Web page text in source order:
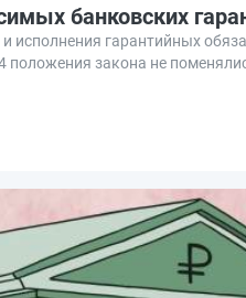
банковских
исполнения гарантийных
положения закона не